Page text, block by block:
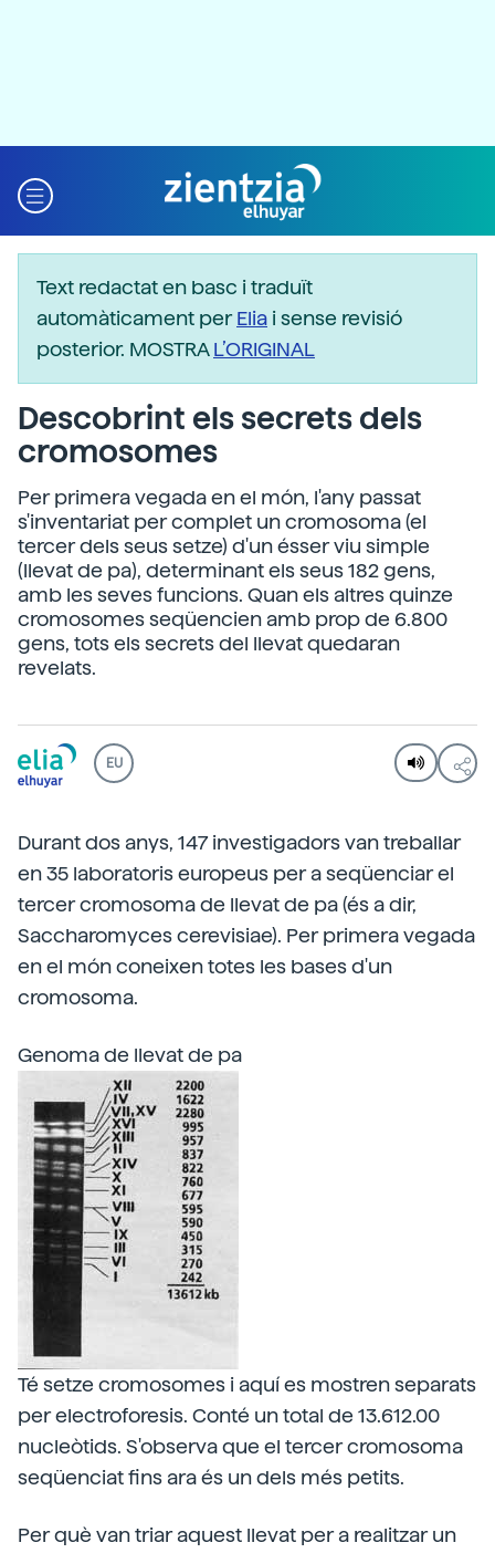
Text redactat en basc i traduït
automàticament perElia i sense revisió
posterior. MOSTRAL’ORIGINAL
Descobrint els secrets dels
cromosomes
Per primera vegada en el món, l'any passat
s'inventariat per complet un cromosoma (el
tercer dels seus setze) d'un ésser viu simple
(llevat de pa), determinant els seus 182 gens,
amb les seves funcions. Quan els altres quinze
cromosomes seqüencien amb prop de 6.800
gens, tots els secrets del llevat quedaran
revelats.
EU
Durant dos anys, 147 investigadors van treballar
en 35 laboratoris europeus per a seqüenciar el
tercer cromosoma de llevat de pa (és a dir,
Saccharomyces cerevisiae). Per primera vegada
en el món coneixen totes les bases d'un
cromosoma.
Genoma de llevat de pa
Té setze cromosomes i aquí es mostren separats
per electroforesis. Conté un total de 13.612.00
nucleòtids. S'observa que el tercer cromosoma
seqüenciat fins ara és un dels més petits.
Per què van triar aquest llevat per a realitzar un